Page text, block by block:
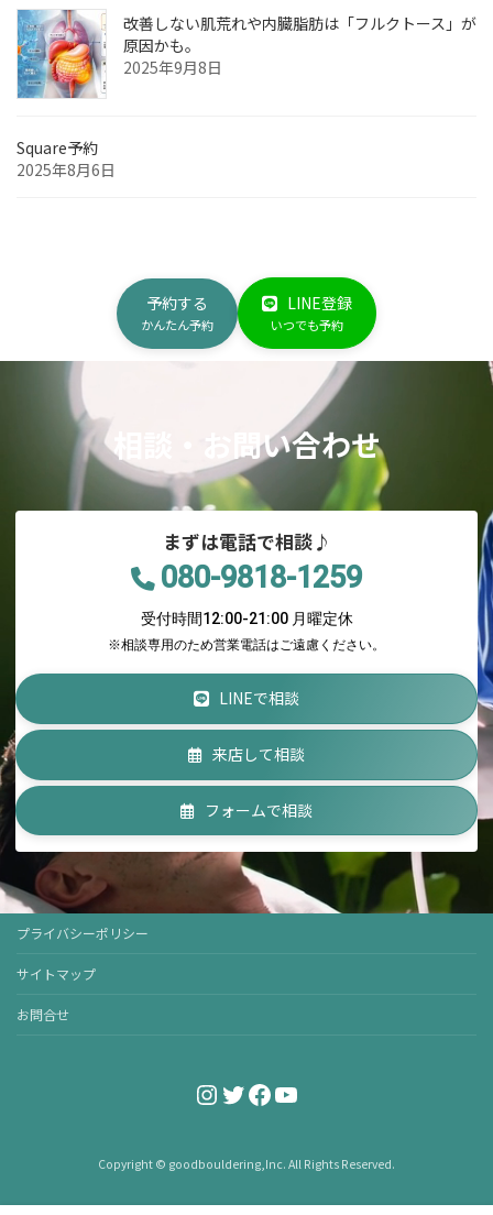
改善しない肌荒れや内臓脂肪は「フルクトース」が
原因かも。
2025年9月8日
Square予約
2025年8月6日
予約する
かんたん予約
LINE登録
いつでも予約
相談・お問い合わせ
まずは電話で相談♪
080-9818-1259
受付時間12:00-21:00 月曜定休
※相談専用のため営業電話はご遠慮ください。
LINEで相談
来店して相談
フォームで相談
プライバシーポリシー
サイトマップ
お問合せ
Instagram
Twitter
Facebook
YouTube
Copyright © goodbouldering,Inc. All Rights Reserved.